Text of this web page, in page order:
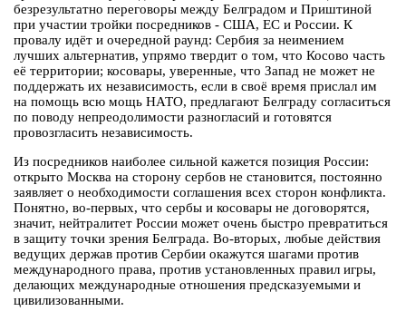
безрезультатно переговоры между Белградом и Приштиной
при участии тройки посредников - США, ЕС и России. К
провалу идёт и очередной раунд: Сербия за неимением
лучших альтернатив, упрямо твердит о том, что Косово часть
её территории; косовары, уверенные, что Запад не может не
поддержать их независимость, если в своё время прислал им
на помощь всю мощь НАТО, предлагают Белграду согласиться
по поводу непреодолимости разногласий и готовятся
провозгласить независимость.
Из посредников наиболее сильной кажется позиция России:
открыто Москва на сторону сербов не становится, постоянно
заявляет о необходимости соглашения всех сторон конфликта.
Понятно, во-первых, что сербы и косовары не договорятся,
значит, нейтралитет России может очень быстро превратиться
в защиту точки зрения Белграда. Во-вторых, любые действия
ведущих держав против Сербии окажутся шагами против
международного права, против установленных правил игры,
делающих международные отношения предсказуемыми и
цивилизованными.